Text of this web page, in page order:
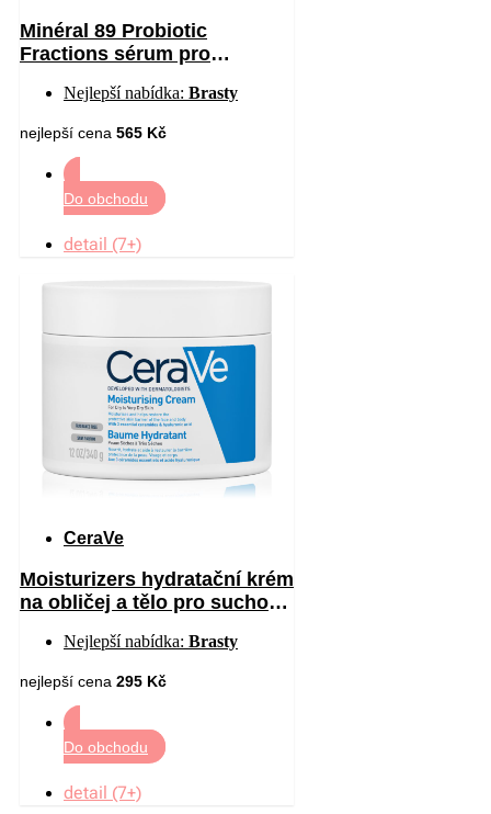
Minéral 89 Probiotic
Fractions sérum pro
Nejlepší nabídka: Brasty
nejlepší cena 565 Kč
Do obchodu
detail (7+)
CeraVe
Moisturizers hydratační krém
na obličej a tělo pro suchou
340 gNejlepší nabídka: Brasty
nejlepší cena 295 Kč
Do obchodu
detail (7+)